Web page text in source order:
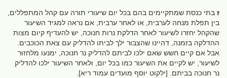
ז בתי כנסת שמתקיימים בהם בכל יום שיעורי תורה עם קהל המתפללים,
בין תפלת מנחה לערבית, או לאחר ערבית, אם נראה למגיד השיעור
שהקהל יחזרו לשיעור לאחר הדלקת נרות חנוכה, יש להעדיף קיום מצות
ההדלקה בזמנה, דהיינו שהצבור ילך לביתו להדליק עם צאת הכוכבים.
אבל אם קיים חשש שאם ילכו לביתם להדליק נר חנוכה, ימנעו מלחזור
לשיעור, יש לקיים את השיעור כמו בכל יום, ולאחר השיעור ילכו להדליק
נר חנוכה בביתם. [ילקוט יוסף מועדים עמוד ריא].